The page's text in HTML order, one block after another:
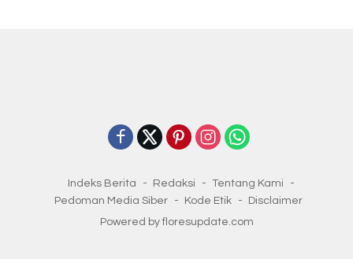
Indeks Berita Redaksi
Tentang Kami